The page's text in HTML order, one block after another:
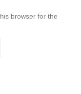
browser for the